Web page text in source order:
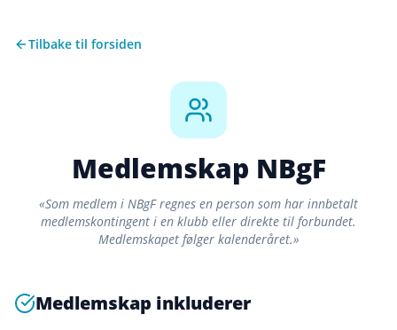
Tilbake til forsiden
Medlemskap NBgF
«Som medlem i NBgF regnes en person som har innbetalt
medlemskontingent i en klubb eller direkte til forbundet.
Medlemskapet følger kalenderåret.»
Medlemskap inkluderer